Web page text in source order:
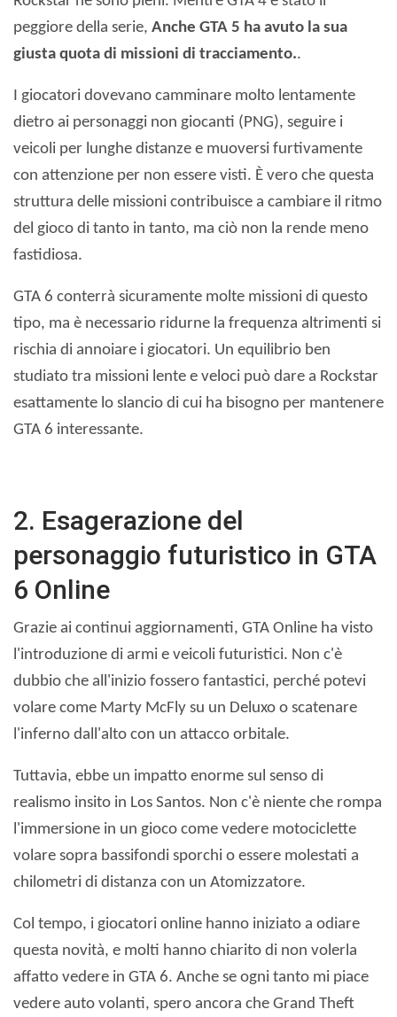
peggiore della serie, Anche GTA 5 ha avuto la sua
giusta quota di missioni di tracciamento..
I giocatori dovevano camminare molto lentamente
dietro ai personaggi non giocanti (PNG), seguire i
veicoli per lunghe distanze e muoversi furtivamente
con attenzione per non essere visti. È vero che questa
struttura delle missioni contribuisce a cambiare il ritmo
del gioco di tanto in tanto, ma ciò non la rende meno
fastidiosa.
GTA 6 conterrà sicuramente molte missioni di questo
tipo, ma è necessario ridurne la frequenza altrimenti si
rischia di annoiare i giocatori. Un equilibrio ben
studiato tra missioni lente e veloci può dare a Rockstar
esattamente lo slancio di cui ha bisogno per mantenere
GTA 6 interessante.
2. Esagerazione del
personaggio futuristico in GTA
6 Online
Grazie ai continui aggiornamenti, GTA Online ha visto
l'introduzione di armi e veicoli futuristici. Non c'è
dubbio che all'inizio fossero fantastici, perché potevi
volare come Marty McFly su un Deluxo o scatenare
l'inferno dall'alto con un attacco orbitale.
Tuttavia, ebbe un impatto enorme sul senso di
realismo insito in Los Santos. Non c'è niente che rompa
l'immersione in un gioco come vedere motociclette
volare sopra bassifondi sporchi o essere molestati a
chilometri di distanza con un Atomizzatore.
Col tempo, i giocatori online hanno iniziato a odiare
questa novità, e molti hanno chiarito di non volerla
affatto vedere in GTA 6. Anche se ogni tanto mi piace
vedere auto volanti, spero ancora che Grand Theft